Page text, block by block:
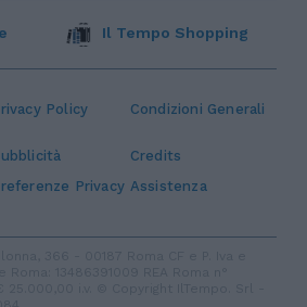
Policy Condizioni Generali
Credits
Privacy Assistenza
Il Tempo Shopping